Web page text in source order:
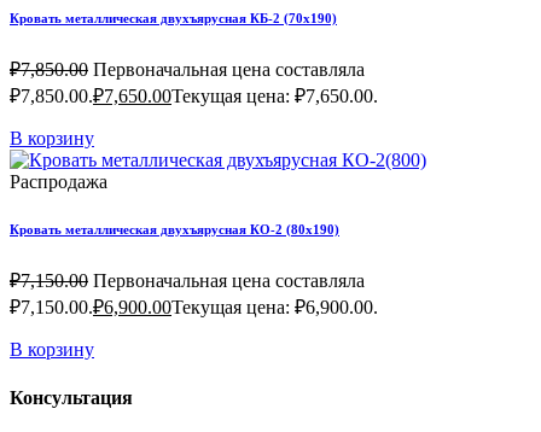
Кровать металлическая двухъярусная КБ-2 (70х190)
₽7,850.00 Первоначальная цена составляла
₽7,850.00.₽7,650.00Текущая цена: ₽7,650.00.
В корзину
Распродажа
Кровать металлическая двухъярусная КО-2 (80х190)
₽7,150.00 Первоначальная цена составляла
₽7,150.00.₽6,900.00Текущая цена: ₽6,900.00.
В корзину
Консультация